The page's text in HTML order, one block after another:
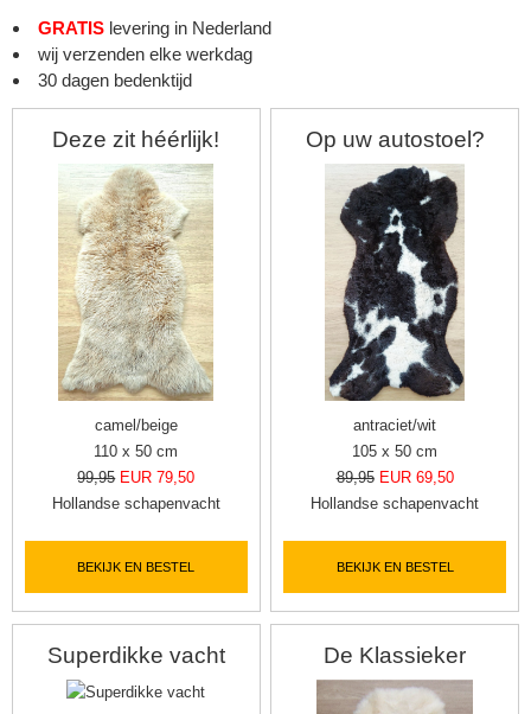
GRATIS levering in Nederland
wij verzenden elke werkdag
30 dagen bedenktijd
Deze zit héérlijk!
camel/beige
110 x 50 cm
99,95 EUR 79,50
Hollandse schapenvacht
BEKIJK EN BESTEL
Op uw autostoel?
antraciet/wit
105 x 50 cm
89,95 EUR 69,50
Hollandse schapenvacht
BEKIJK EN BESTEL
Superdikke vacht De Klassieker